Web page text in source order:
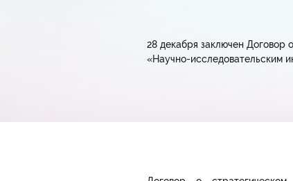
28 декабря заключен
«Научно-исследовательским